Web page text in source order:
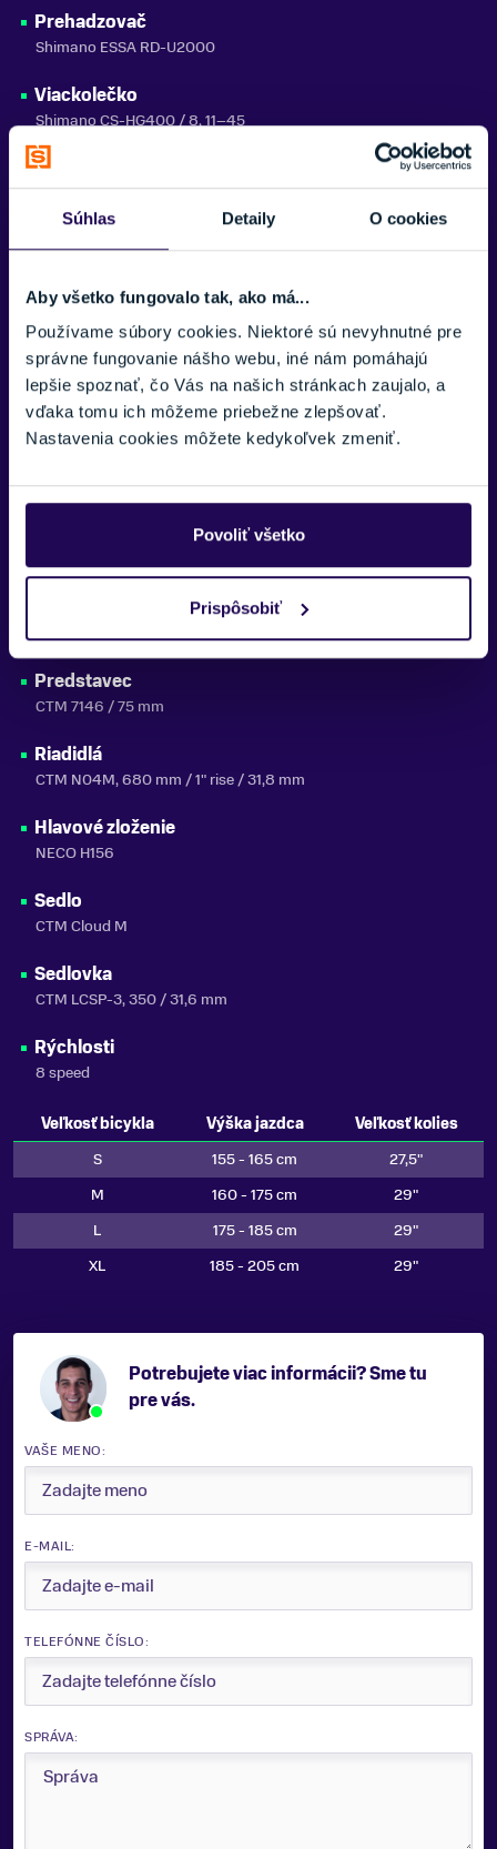
Súhlas Detaily O cookies
Aby všetko fungovalo tak, ako má...
Používame súbory cookies. Niektoré sú nevyhnutné pre
správne fungovanie nášho webu, iné nám pomáhajú
lepšie spoznať, čo Vás na našich stránkach zaujalo, a
vďaka tomu ich môžeme priebežne zlepšovať.
Nastavenia cookies môžete kedykoľvek zmeniť.
Povoliť všetko
Prispôsobiť
CTM
Prehadzovač
Shimano ESSA RD-U2000
Viackolečko
Shimano CS-HG400 / 8, 11–45
Kľuky
Shimano FC-UT400, 32T, 175 mm
Ráfiky
CTM GA18, 584×21, 32H
Plášte
27,5/29×2,20" PHANTOM
CTM alloy center-lock, 32H, QR, black
KMC Z8.3
Predstavec
CTM 7146 / 75 mm
Riadidlá
CTM N04M, 680 mm / 1" rise / 31,8 mm
Hlavové zloženie
NECO H156
Sedlo
CTM Cloud M
Sedlovka
CTM LCSP-3, 350 / 31,6 mm
Rýchlosti
8 speed
Veľkosť bicykla Výška jazdca
Veľkosť kolies
S
155 - 165 cm
27,5"
M
160 - 175 cm
29"
L
175 - 185 cm
29"
XL
185 - 205 cm 29"
Potrebujete viac informácii? Sme tu
pre vás.
VAŠE MENO:
E-MAIL:
TELEFÓNNE ČÍSLO:
SPRÁVA: